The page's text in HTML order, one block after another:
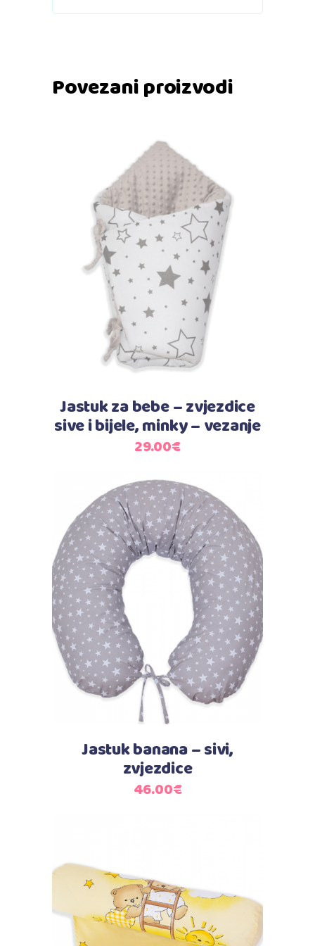
Povezani proizvodi
Dodaj u košaricu
Jastuk za bebe – zvjezdice
sive i bijele, minky – vezanje
29.00€
Dodaj u košaricu
Jastuk banana – sivi,
zvjezdice
46.00€
Dodaj u košaricu